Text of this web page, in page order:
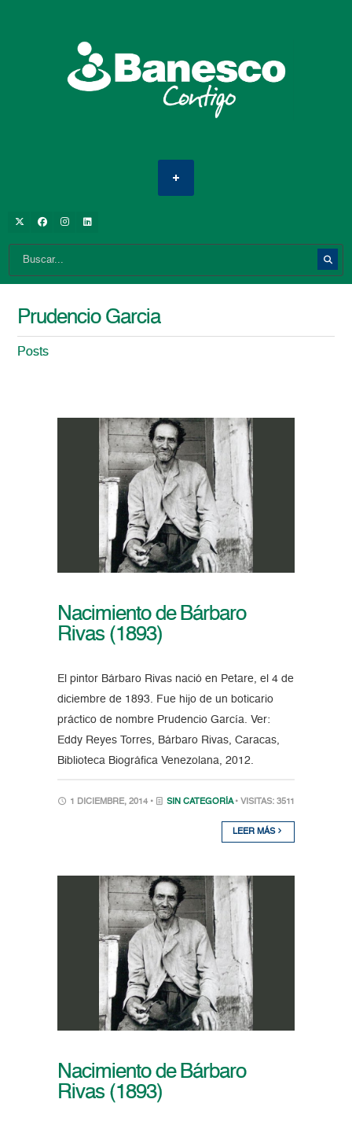
Prudencio Garcia
Posts
Nacimiento de Bárbaro
Rivas (1893)
El pintor Bárbaro Rivas nació en Petare, el 4 de
diciembre de 1893. Fue hijo de un boticario
práctico de nombre Prudencio García. Ver:
Eddy Reyes Torres, Bárbaro Rivas, Caracas,
Biblioteca Biográfica Venezolana, 2012.
1 DICIEMBRE, 2014 • SIN CATEGORÍA • VISITAS: 3511
LEER MÁS
Nacimiento de Bárbaro
Rivas (1893)